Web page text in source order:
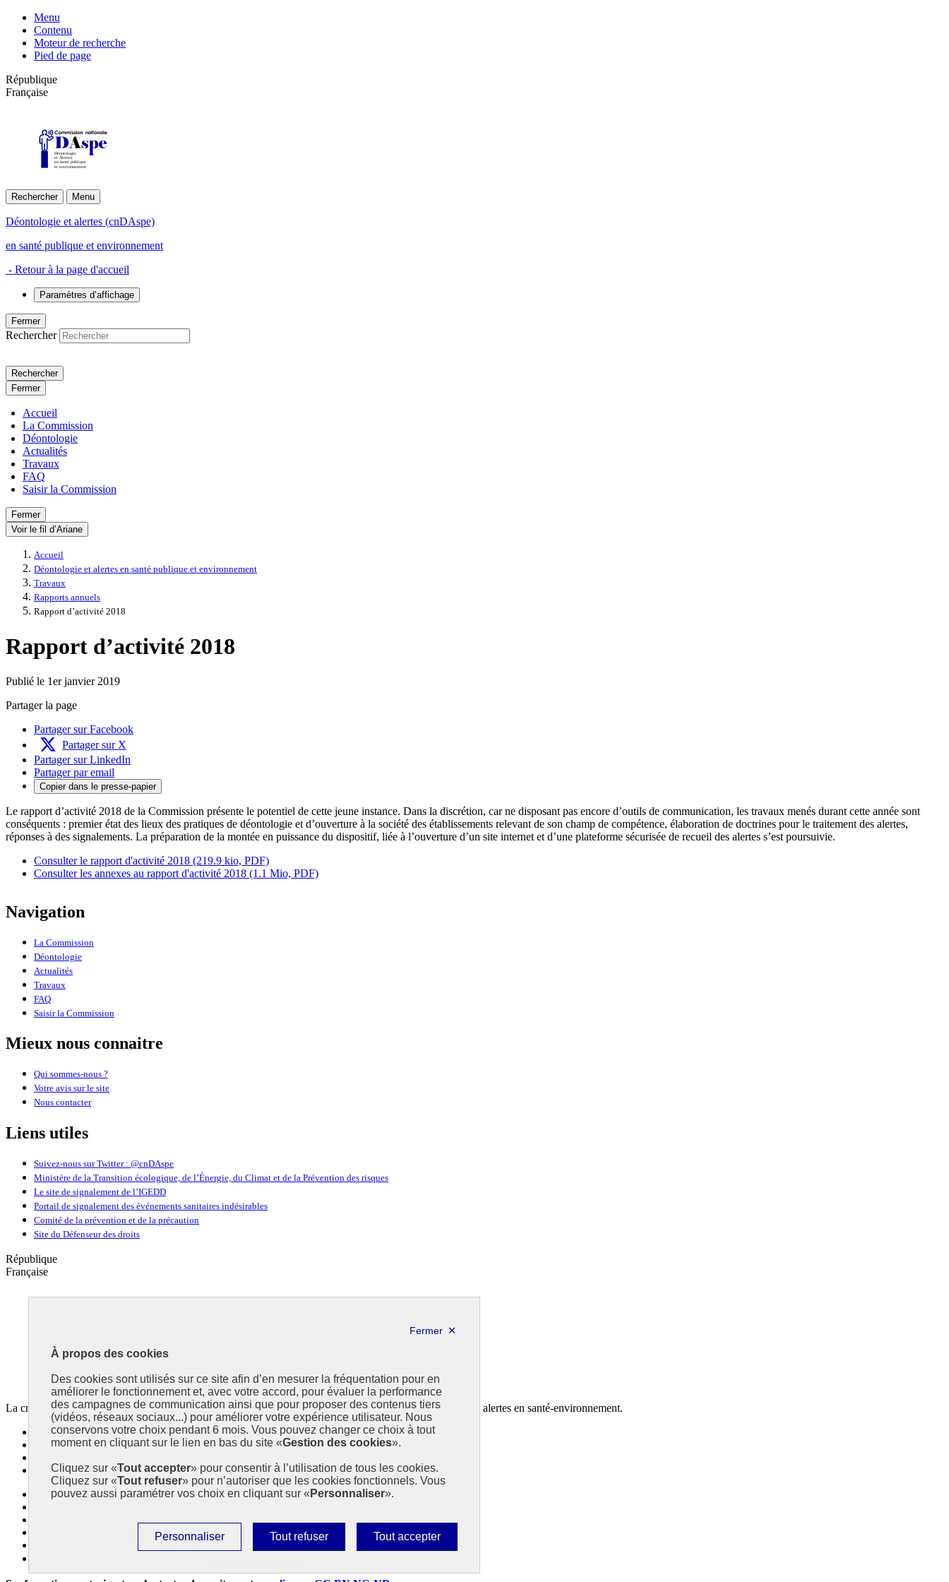
Menu
Contenu
Moteur de recherche
Pied de page
République
Française
Déontologie
et Alertes
en santé publique
et environnement
Rechercher Menu
Déontologie et alertes (cnDAspe)
en santé publique et environnement
- Retour à la page d'accueil
Paramètres d’affichage
Fermer
Rechercher
Rechercher
Fermer
Accueil
La Commission
Déontologie
Actualités
Travaux
FAQ
Saisir la Commission
Fermer
Voir le fil d’Ariane
Accueil
Déontologie et alertes en santé publique et environnement
Travaux
Rapports annuels
Rapport d’activité 2018
Rapport d’activité 2018
Publié le 1er janvier 2019
Partager la page
Partager sur Facebook
Partager sur X
Partager sur LinkedIn
Partager par email
Copier dans le presse-papier
Le rapport d’activité 2018 de la Commission présente le potentiel de cette jeune instance. Dans la discrétion, car ne disposant pas encore d’outils de communication, les travaux menés durant cette année sont
conséquents : premier état des lieux des pratiques de déontologie et d’ouverture à la société des établissements relevant de son champ de compétence, élaboration de doctrines pour le traitement des alertes,
réponses à des signalements. La préparation de la montée en puissance du dispositif, liée à l’ouverture d’un site internet et d’une plateforme sécurisée de recueil des alertes s’est poursuivie.
Consulter le rapport d'activité 2018 (219.9 kio, PDF)Télécharger
dans
Consulter les annexes au rapport d'activité 2018 (1.1 Mio, PDF)Télécharger
Navigation
La Commission
Déontologie
Actualités
Travaux
FAQ
Saisir la Commission
Mieux nous connaitre
Qui sommes-nous ?
Votre avis sur le site
Nous contacter
Liens utiles
Suivez-nous sur Twitter : @cnDAspe
Ministère de la Transition écologique, de l’Énergie, du Climat et de la Prévention des risques
Le site de signalement de l’IGEDD
Portail de signalement des événements sanitaires indésirables
Comité de la prévention et de la précaution
Site du Défenseur des droits
République
Française
et Alertes
en santé publique
La cnDAspe est une institution indépendante œuvrant à renforcer la déontologie et faciliter la remontée des alertes en santé-environnement.
info.gouv.fr- ouvre une nouvelle fenêtre
service-public.fr - ouvre une nouvelle fenêtre
data.gouv.fr - ouvre une nouvelle fenêtre
Plan du site
À propos des cookies
Des cookies sont utilisés sur ce site afin d’en mesurer la fréquentation pour en
améliorer le fonctionnement et, avec votre accord, pour évaluer la performance
des campagnes de communication ainsi que pour proposer des contenus tiers
(vidéos, réseaux sociaux...) pour améliorer votre expérience utilisateur. Nous
conservons votre choix pendant 6 mois. Vous pouvez changer ce choix à tout
moment en cliquant sur le lien en bas du site «Gestion des cookies».
Cliquez sur «Tout accepter» pour consentir à l’utilisation de tous les cookies.
Cliquez sur «Tout refuser» pour n’autoriser que les cookies fonctionnels. Vous
pouvez aussi paramétrer vos choix en cliquant sur « Personnaliser».
Tout accepter
Autoriser
tous
Tout refuser
Interdire
tous
Personnaliser
Paramétrer
les